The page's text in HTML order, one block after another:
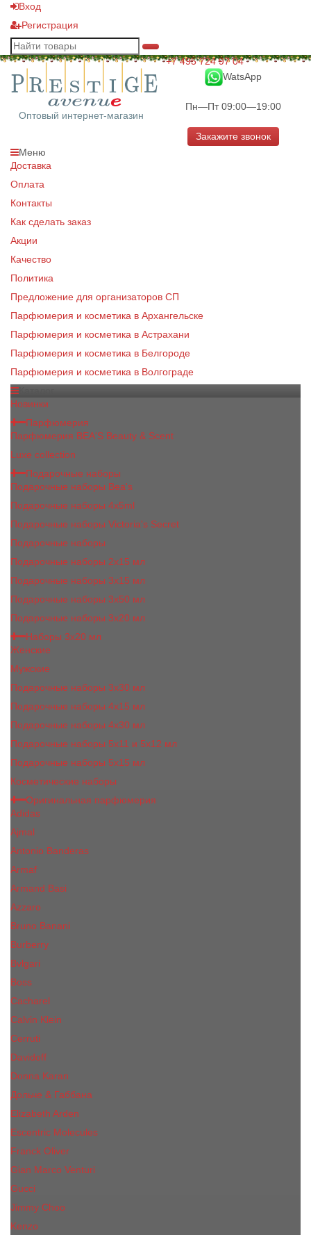
Вход
Регистрация
Оптовый интернет-магазин
+7 495 724 97 04
WatsApp
Пн—Пт 09:00—19:00
Закажите звонок
Меню
Доставка
Оплата
Контакты
Как сделать заказ
Акции
Качество
Политика
Предложение для организаторов СП
Парфюмерия и косметика в Архангельске
Парфюмерия и косметика в Астрахани
Парфюмерия и косметика в Белгороде
Парфюмерия и косметика в Волгограде
Новинки
Парфюмерия
Парфюмерия BEA'S Beauty & Scent
Luxe collection
Подарочные наборы
Подарочные наборы Bea's
Подарочные наборы 4х5ml
Подарочные наборы Victoria's Secret
Подарочные наборы
Подарочные наборы 2x15 мл
Подарочные наборы 3х15 мл
Подарочные наборы 3x50 мл
Подарочные наборы 3x20 мл
Наборы 3х20 мл
Женские
Мужские
Подарочные наборы 3х30 мл
Подарочные наборы 4x15 мл
Подарочные наборы 4x30 мл
Подарочные наборы 5x11 и 5х12 мл
Подарочные наборы 5x15 мл
Косметические наборы
Оригинальная парфюмерия
Adidas
Ajmal
Antonio Banderas
Armaf
Armand Basi
Azzaro
Bruno Banani
Burberry
Bvlgari
Boss
Cacharel
Calvin Klein
Cerruti
Davidoff
Donna Karan
Дольче & Габбана
Elizabeth Arden
Escentric Molecules
Franck Oliver
Gian Marco Venturi
Gucci
Jimmy Choo
Kenzo